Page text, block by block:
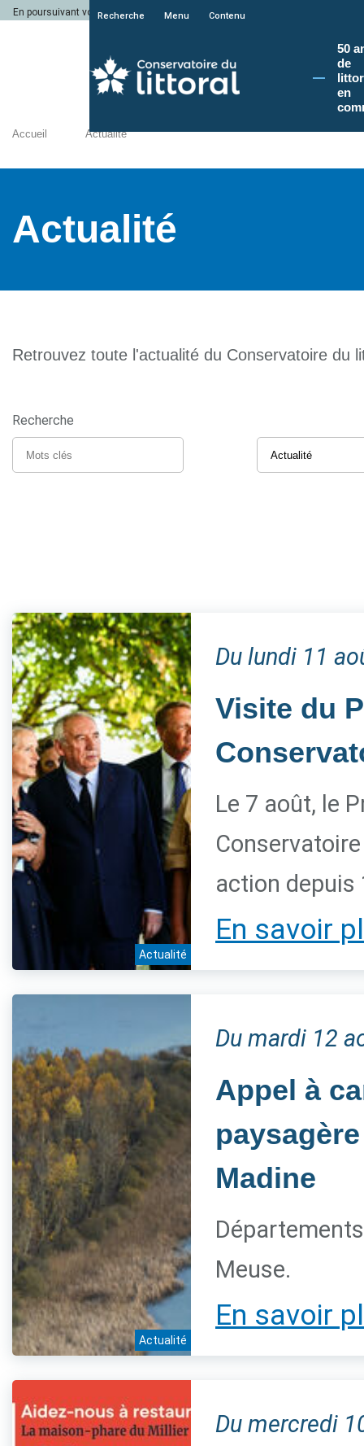
En poursuivant votre navigation sur le site du Conservatoire du littoral, vous
Recherche Menu Contenu
50
de
en
Accueil Actualité
Actualité
Retrouvez toute l'actualité du Conservatoire du
Recherche
Actualité
Du lundi 11
Visite du
Le 7 août, le
action depuis
En savoir
Actualité
Du mardi 12
Appel à
Madine
Meuse.
En savoir
Du mercredi